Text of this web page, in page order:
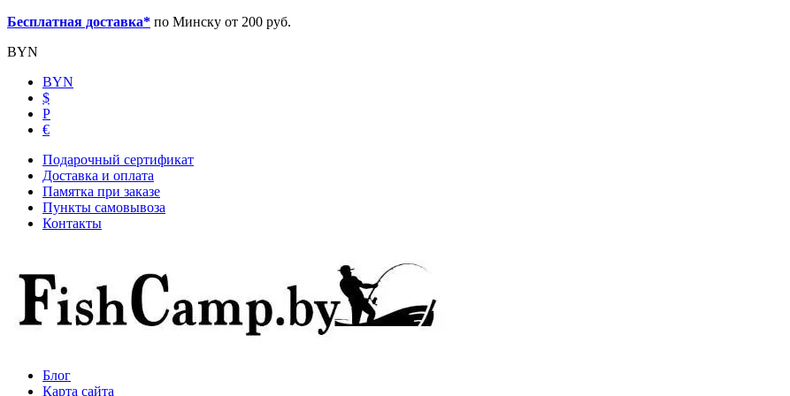
Бесплатная доставка* по Минску от 200 руб.
BYN
BYN
$
Р
€
Подарочный сертификат
Доставка и оплата
Памятка при заказе
Пункты самовывоза
Контакты
Блог
Карта сайта